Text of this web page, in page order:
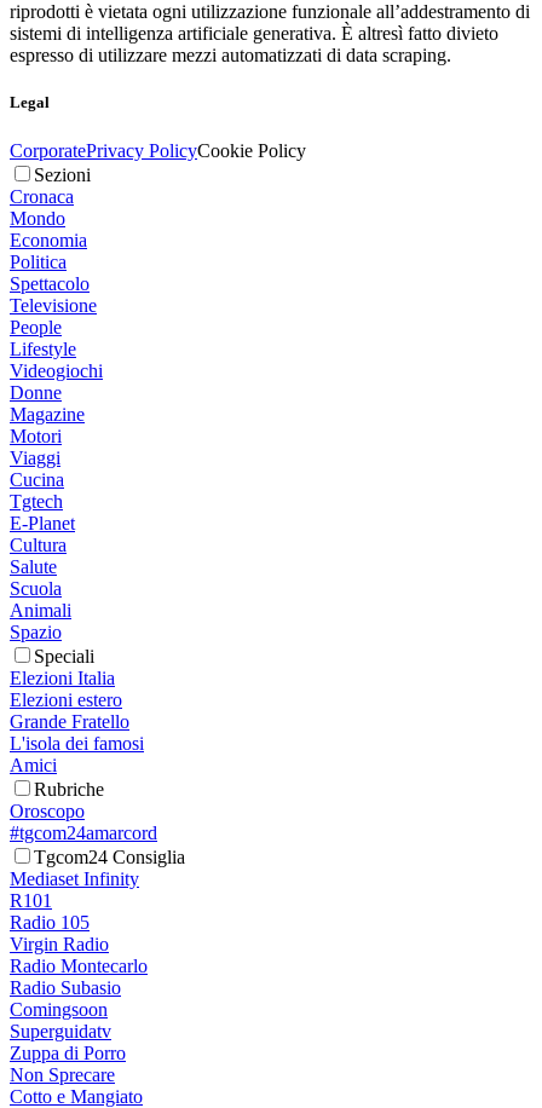
riprodotti è vietata ogni utilizzazione funzionale all’addestramento di
sistemi di intelligenza artificiale generativa. È altresì fatto divieto
espresso di utilizzare mezzi automatizzati di data scraping.
Legal
CorporatePrivacy PolicyCookie Policy
Sezioni
Cronaca
Mondo
Economia
Politica
Spettacolo
Televisione
People
Lifestyle
Videogiochi
Donne
Magazine
Motori
Viaggi
Cucina
Tgtech
E-Planet
Cultura
Salute
Scuola
Animali
Spazio
Speciali
Elezioni Italia
Elezioni estero
Grande Fratello
L'isola dei famosi
Amici
Rubriche
Oroscopo
#tgcom24amarcord
Tgcom24 Consiglia
Mediaset Infinity
R101
Radio 105
Virgin Radio
Radio Montecarlo
Radio Subasio
Comingsoon
Superguidatv
Zuppa di Porro
Non Sprecare
Cotto e Mangiato